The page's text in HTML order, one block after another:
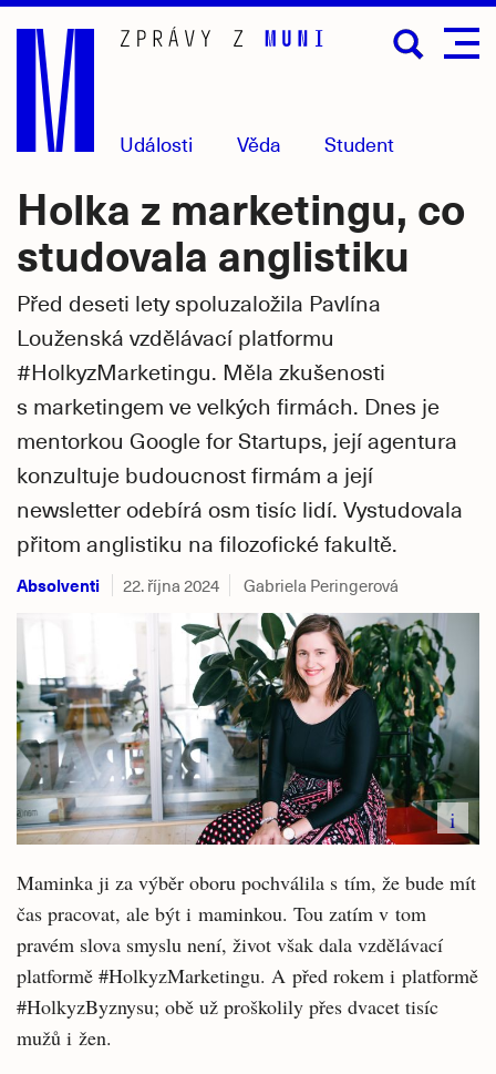
Přejít
hlavní
obsah
Události Věda Student
Holka z marketingu, co
studovala anglistiku
Před deseti lety spoluzaložila Pavlína
Louženská vzdělávací platformu
#HolkyzMarketingu. Měla zkušenosti
s marketingem ve velkých firmách. Dnes je
mentorkou Google for Startups, její agentura
konzultuje budoucnost firmám a její
newsletter odebírá osm tisíc lidí. Vystudovala
přitom anglistiku na filozofické fakultě.
Absolventi 22. října 2024 Gabriela Peringerová
i
Maminka ji za výběr oboru pochválila s tím, že bude mít
čas pracovat, ale být i maminkou. Tou zatím v tom
pravém slova smyslu není, život však dala vzdělávací
platformě #HolkyzMarketingu. A před rokem i platformě
#HolkyzByznysu; obě už proškolily přes dvacet tisíc
mužů i žen.